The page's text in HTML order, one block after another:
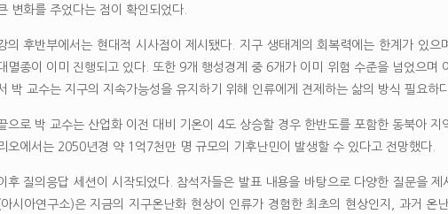
변화를 주었다는 점이 확인되었다.
의 후반부에서는 현대적 시사점이 제시됐다. 지구 생태계의 회복력에는 한계가 있
멸종이 이미 진행되고 있다. 또한 9개 행성경계 중 6개가 이미 위험 수준을 넘었으
박 교수는 지구의 지속가능성을 유지하기 위해 인류에게 견제하는 삶의 방식 필요하
으로 박 교수는 산업화 이전 대비 기온이 4도 상승할 경우 한반도를 포함한 동북아
오에서는 2050년경 약 1억7천만 명 규모의 기후난민이 발생할 수 있다고 전망했다.
후 질의응답 세션이 시작되었다. 참석자들은 발표 내용을 바탕으로 다양한 질문을
아시아연구소)은 지금의 지구온난화 현상이 인류가 경험한 최초의 현상인지, 과거